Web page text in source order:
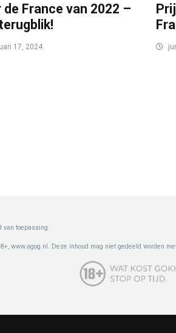
de France van 2022 –
17, 2024
van toepassing.
www.agog.nl. Deze inhoud mag niet gedeeld worden